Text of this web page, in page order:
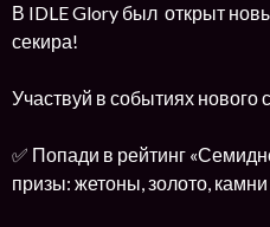
В IDLE Glory был открыт
секира!
Участвуй в событиях нового
✅ Попади в рейтинг
призы: жетоны, золото,